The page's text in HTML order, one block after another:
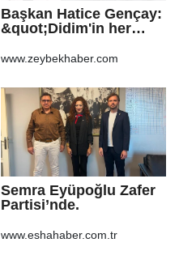
Başkan Hatice Gençay:
&quot;Didim'in her
gündüz
www.zeybekhaber.com
Semra Eyüpoğlu Zafer
Partisi’nde.
www.eshahaber.com.tr